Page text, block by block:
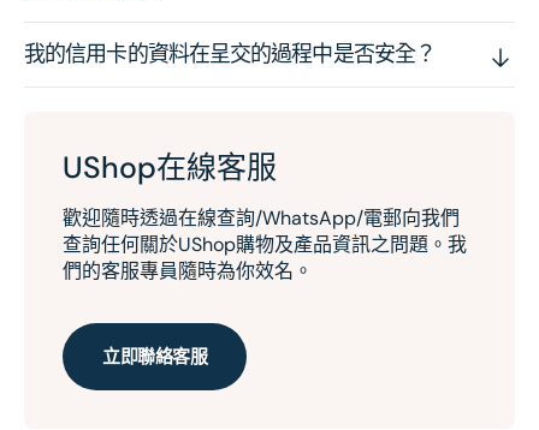
我的信用卡的資料在呈交的過程中是否安全？
UShop在線客服
歡迎隨時透過在線查詢/WhatsApp/電郵向我們
查詢任何關於UShop購物及產品資訊之問題。我
們的客服專員隨時為你效名。
立即聯絡客服